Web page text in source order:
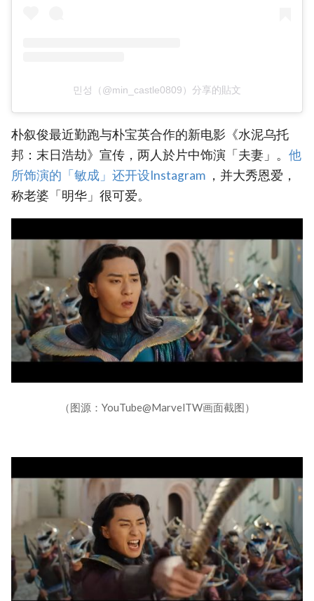
민성（@min_castle0809）分享的貼文
朴叙俊最近勤跑与朴宝英合作的新电影《水泥乌托
邦：末日浩劫》宣传，两人於片中饰演「夫妻」。 ‎他
所饰演的「敏成」还开设Instagram ‎ ，并大秀恩爱，
称老婆「明华」很可爱。
（图源：YouTube@MarvelTW画面截图）